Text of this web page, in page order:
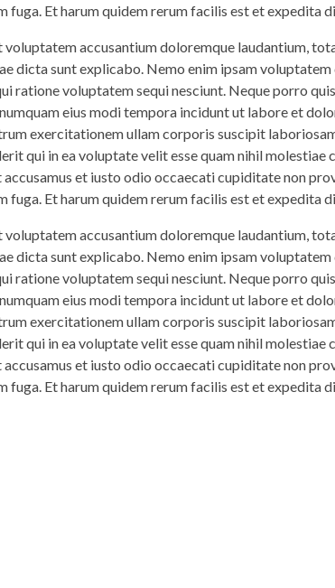
Et harum quidem rerum facilis est et expedita
accusantium doloremque laudantium,
dicta sunt explicabo. Nemo enim ipsam
ratione voluptatem sequi nesciunt. Neque porro
eius modi tempora incidunt ut labore et
exercitationem ullam corporis suscipit
qui in ea voluptate velit esse quam nihil molestiae
et iusto odio occaecati cupiditate non
Et harum quidem rerum facilis est et expedita
accusantium doloremque laudantium,
dicta sunt explicabo. Nemo enim ipsam
ratione voluptatem sequi nesciunt. Neque porro
eius modi tempora incidunt ut labore et
exercitationem ullam corporis suscipit
qui in ea voluptate velit esse quam nihil molestiae
et iusto odio occaecati cupiditate non
Et harum quidem rerum facilis est et expedita